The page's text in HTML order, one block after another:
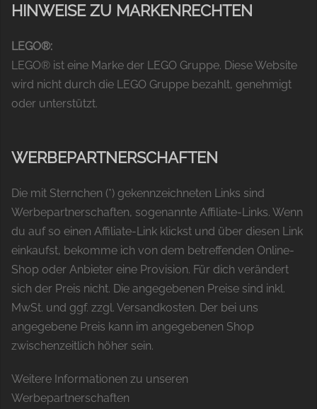
HINWEISE ZU MARKENRECHTEN
LEGO®:
LEGO® ist eine Marke der LEGO Gruppe. Diese Website
wird nicht durch die LEGO Gruppe bezahlt, genehmigt
oder unterstützt.
WERBEPARTNERSCHAFTEN
Die mit Sternchen (*) gekennzeichneten Links sind
Werbepartnerschaften, sogenannte Affiliate-Links. Wenn
du auf so einen Affiliate-Link klickst und über diesen Link
einkaufst, bekomme ich von dem betreffenden Online-
Shop oder Anbieter eine Provision. Für dich verändert
sich der Preis nicht. Die angegebenen Preise sind inkl.
MwSt. und ggf. zzgl. Versandkosten. Der bei uns
angegebene Preis kann im angegebenen Shop
zwischenzeitlich höher sein.
Weitere Informationen zu unseren
Werbepartnerschaften